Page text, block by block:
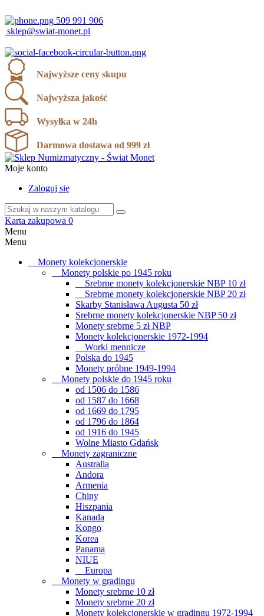
509 991 906
sklep@swiat-monet.pl
Najwyższe ceny skupu
Najwyższa jakość
Wysyłka w 24h
Darmowa dostawa od 999 zł
Moje konto
Zaloguj się
Karta zakupowa 0
Menu
Menu
Monety kolekcjonerskie
Monety polskie po 1945 roku
Srebrne monety kolekcjonerskie NBP 10 zł
Srebrne monety kolekcjonerskie NBP 20 zł
Skarby Stanisława Augusta 50 zł
Srebrne monety kolekcjonerskie NBP 50 zł
Monety srebrne 5 zł NBP
Monety kolekcjonerskie 1972-1994
Worki mennicze
Polska do 1945
Monety próbne 1949-1994
Monety polskie do 1945 roku
od 1506 do 1586
od 1587 do 1668
od 1669 do 1795
od 1796 do 1864
od 1916 do 1945
Wolne Miasto Gdańsk
Monety zagraniczne
Australia
Andora
Armenia
Chiny
Hiszpania
Kanada
Kongo
Korea
Panama
NIUE
Europa
Monety w gradingu
Monety srebrne 10 zł
Monety srebrne 20 zł
Monety kolekcjonerskie w gradingu 1972-1994